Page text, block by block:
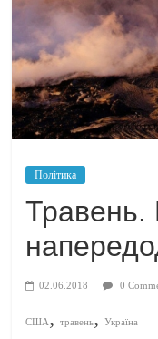
Політика
Травень.
02.06.2018 0
США,травень,Україна